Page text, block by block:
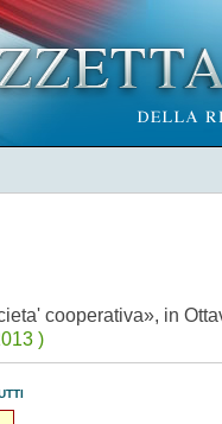
cooperativa», in
)